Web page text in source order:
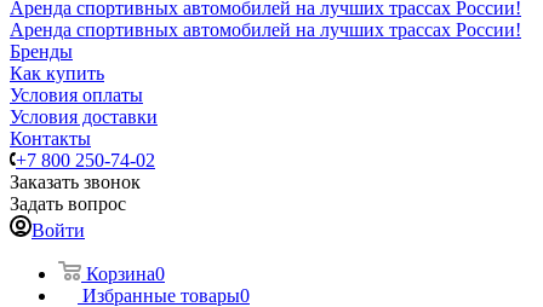
Аренда спортивных автомобилей на лучших трассах России!
Аренда спортивных автомобилей на лучших трассах России!
Бренды
Как купить
Условия оплаты
Условия доставки
Контакты
+7 800 250-74-02
Заказать звонок
Задать вопрос
Войти
Корзина0
Избранные товары0